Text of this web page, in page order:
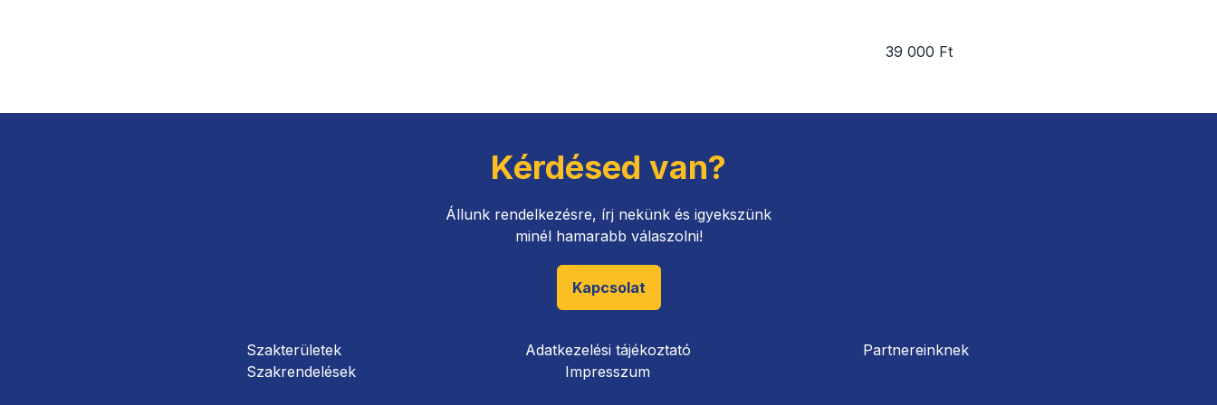
39 000 Ft
Kérdésed van?
Állunk rendelkezésre, írj nekünk és igyekszünk
minél hamarabb válaszolni!
Kapcsolat
Szakterületek
Szakrendelések
Adatkezelési tájékoztató
Impresszum
Partnereinknek